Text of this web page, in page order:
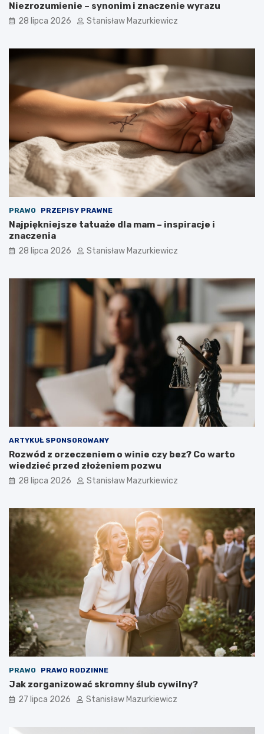
Niezrozumienie – synonim i znaczenie wyrazu
28 lipca 2026 Stanisław Mazurkiewicz
PRAWO PRZEPISY PRAWNE
Najpiękniejsze tatuaże dla mam – inspiracje i
znaczenia
28 lipca 2026 Stanisław Mazurkiewicz
ARTYKUŁ SPONSOROWANY
Rozwód z orzeczeniem o winie czy bez? Co warto
wiedzieć przed złożeniem pozwu
28 lipca 2026 Stanisław Mazurkiewicz
PRAWO PRAWO RODZINNE
Jak zorganizować skromny ślub cywilny?
27 lipca 2026 Stanisław Mazurkiewicz